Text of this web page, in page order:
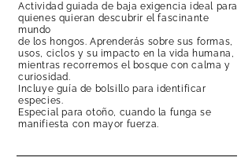
Actividad guiada de baja exigencia ideal para
quienes quieran descubrir el fascinante
mundo
de los hongos. Aprenderás sobre sus formas,
usos, ciclos y su impacto en la vida humana,
mientras recorremos el bosque con calma y
curiosidad.
Incluye guía de bolsillo para identificar
especies.
Especial para otoño, cuando la funga se
manifiesta con mayor fuerza.